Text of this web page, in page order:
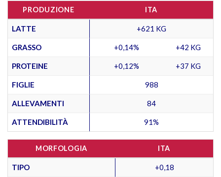
PRODUZIONE ITA
LATTE +621 KG
GRASSO +0,14% +42 KG
PROTEINE +0,12% +37 KG
FIGLIE 988
ALLEVAMENTI 84
ATTENDIBILITÀ 91%
MORFOLOGIA ITA
TIPO +0,18